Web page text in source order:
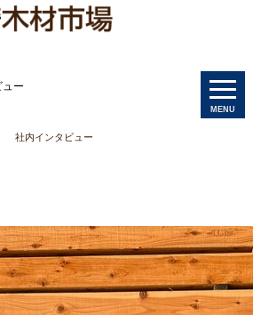
MENU
ー
社内インタビュー